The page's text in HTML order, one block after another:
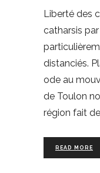
Liberté des
catharsis
distanciés.
ode au
de Toulon
région fait
READ MORE